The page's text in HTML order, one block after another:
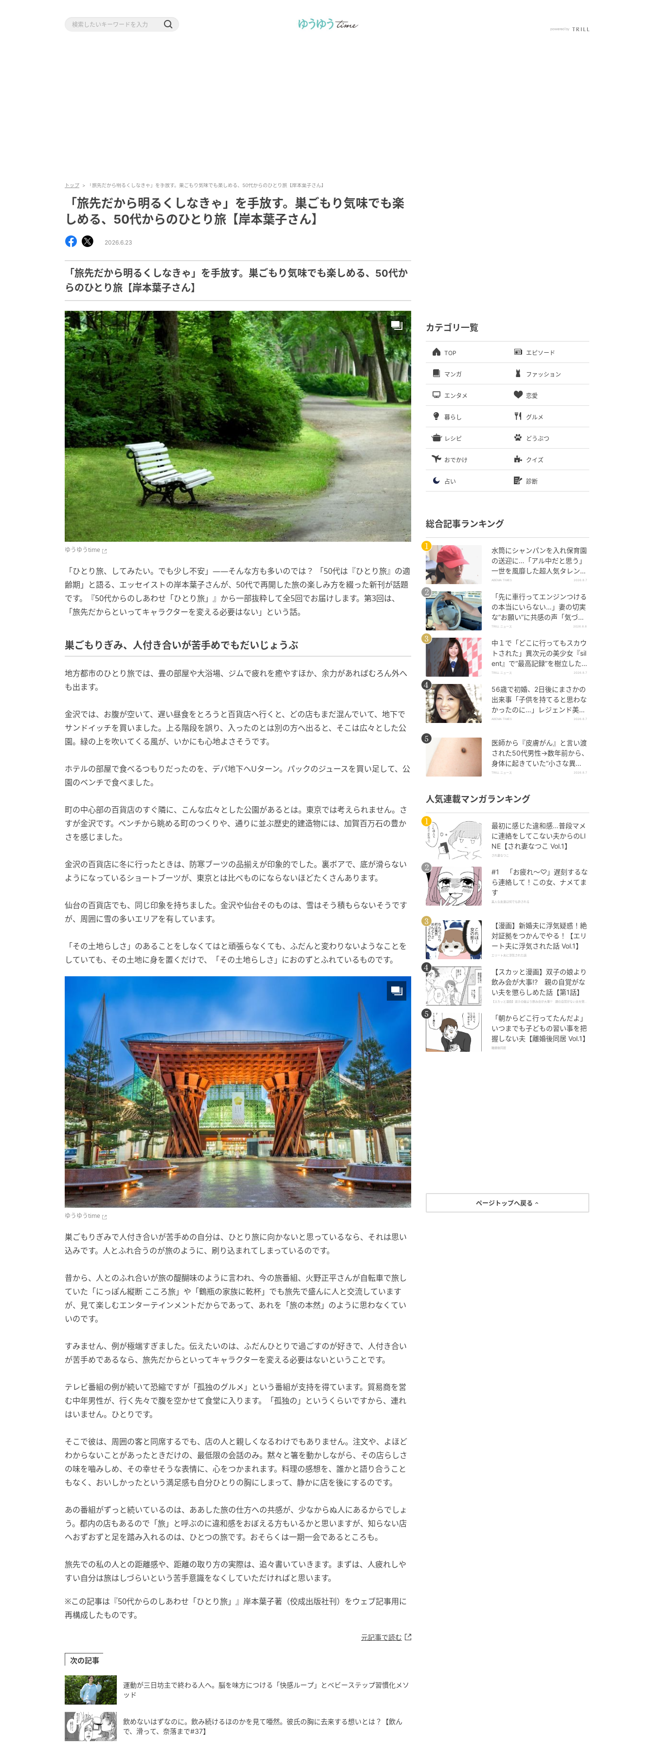
トップ 「旅先だから明るくしなきゃ」を手放す。巣ごもり気味でも楽しめる、50代からのひとり旅【岸本葉子さん】
「旅先だから明るくしなきゃ」を手放す。巣ごもり気味でも楽
しめる、50代からのひとり旅【岸本葉子さん】
2026.6.23
「旅先だから明るくしなきゃ」を手放す。巣ごもり気味でも楽しめる、50代か
らのひとり旅【岸本葉子さん】
ゆうゆうtime
「ひとり旅、してみたい。でも少し不安」——そんな方も多いのでは？ 「50代は『ひとり旅』の適
齢期」と語る、エッセイストの岸本葉子さんが、50代で再開した旅の楽しみ方を綴った新刊が話題
です。『50代からのしあわせ「ひとり旅」』から一部抜粋して全5回でお届けします。第3回は、
「旅先だからといってキャラクターを変える必要はない」という話。
巣ごもりぎみ、人付き合いが苦手めでもだいじょうぶ
地方都市のひとり旅では、畳の部屋や大浴場、ジムで疲れを癒やすほか、余力があればむろん外へ
も出ます。
金沢では、お腹が空いて、遅い昼食をとろうと百貨店へ行くと、どの店もまだ混んでいて、地下で
サンドイッチを買いました。上る階段を誤り、入ったのとは別の方へ出ると、そこは広々とした公
園。緑の上を吹いてくる風が、いかにも心地よさそうです。
ホテルの部屋で食べるつもりだったのを、デパ地下へUターン。パックのジュースを買い足して、公
園のベンチで食べました。
町の中心部の百貨店のすぐ隣に、こんな広々とした公園があるとは。東京では考えられません。さ
すが金沢です。ベンチから眺める町のつくりや、通りに並ぶ歴史的建造物には、加賀百万石の豊か
さを感じました。
金沢の百貨店に冬に行ったときは、防寒ブーツの品揃えが印象的でした。裏ボアで、底が滑らない
ようになっているショートブーツが、東京とは比べものにならないほどたくさんあります。
仙台の百貨店でも、同じ印象を持ちました。金沢や仙台そのものは、雪はそう積もらないそうです
が、周囲に雪の多いエリアを有しています。
「その土地らしさ」のあることをしなくてはと頑張らなくても、ふだんと変わりないようなことを
していても、その土地に身を置くだけで、「その土地らしさ」におのずとふれているものです。
ゆうゆうtime
巣ごもりぎみで人付き合いが苦手めの自分は、ひとり旅に向かないと思っているなら、それは思い
込みです。人とふれ合うのが旅のように、刷り込まれてしまっているのです。
昔から、人とのふれ合いが旅の醍醐味のように言われ、今の旅番組、火野正平さんが自転車で旅し
ていた「にっぽん縦断 こころ旅」や「鶴瓶の家族に乾杯」でも旅先で盛んに人と交流しています
が、見て楽しむエンターテインメントだからであって、あれを「旅の本然」のように思わなくてい
いのです。
すみません、例が極端すぎました。伝えたいのは、ふだんひとりで過ごすのが好きで、人付き合い
が苦手めであるなら、旅先だからといってキャラクターを変える必要はないということです。
テレビ番組の例が続いて恐縮ですが「孤独のグルメ」という番組が支持を得ています。貿易商を営
む中年男性が、行く先々で腹を空かせて食堂に入ります。「孤独の」というくらいですから、連れ
はいません。ひとりです。
そこで彼は、周囲の客と同席するでも、店の人と親しくなるわけでもありません。注文や、よほど
わからないことがあったときだけの、最低限の会話のみ。黙々と箸を動かしながら、その店らしさ
の味を嚙みしめ、その幸せそうな表情に、心をつかまれます。料理の感想を、誰かと語り合うこと
もなく、おいしかったという満足感も自分ひとりの胸にしまって、静かに店を後にするのです。
あの番組がずっと続いているのは、ああした旅の仕方への共感が、少なからぬ人にあるからでしょ
う。都内の店もあるので「旅」と呼ぶのに違和感をおぼえる方もいるかと思いますが、知らない店
へおずおずと足を踏み入れるのは、ひとつの旅です。おそらくは一期一会であるところも。
旅先での私の人との距離感や、距離の取り方の実際は、追々書いていきます。まずは、人疲れしや
すい自分は旅はしづらいという苦手意識をなくしていただければと思います。
※この記事は『50代からのしあわせ「ひとり旅」』岸本葉子著（佼成出版社刊）をウェブ記事用に
再構成したものです。
元記事で読む
次の記事
運動が三日坊主で終わる人へ。脳を味方につける「快感ループ」とベビーステップ習慣化メソ
ッド
飲めないはずなのに。飲み続けるほのかを見て唖然。彼氏の胸に去来する想いとは？【飲ん
で、滑って、奈落まで#37】
カテゴリ一覧
TOP エピソード
マンガ ファッション
エンタメ 恋愛
暮らし グルメ
レシピ どうぶつ
おでかけ クイズ
占い 診断
総合記事ランキング
水筒にシャンパンを入れ保育園
の送迎に…「アル中だと思う」
一世を風靡した超人気タレン
ト、酒漬けだった日々を告白
ABEMA TIMES 2026.8.7
「先に車行ってエンジンつける
の本当にいらない…」妻の切実
な“お願い”に共感の声「気づか
ないんですよね…」
TRILL ニュース 2026.8.8
中１で「どこに行ってもスカウ
トされた」異次元の美少女『sil
ent』で“最高記録”を樹立した
「反則級」の【トップ女優】
TRILL ニュース 2026.8.7
56歳で初婚、2日後にまさかの
出来事「子供を持てると思わな
かったのに…」レジェンド美魔
女が当時の心境を告白
ABEMA TIMES 2026.8.7
医師から『皮膚がん』と言い渡
された50代男性→数年前から、
身体に起きていた“小さな異
変”に「あのとき受診していれ
TRILL ニュース 2026.8.7
人気連載マンガランキング
最初に感じた違和感…普段マメ
に連絡をしてこない夫からのLI
NE【され妻なつこ Vol.1】
され妻なつこ
#1 「お疲れ〜♡」遅刻するな
ら連絡して！この女、ナメてま
す
美人な友達は何でも許される
【漫画】新婚夫に浮気疑惑！絶
対証拠をつかんでやる！【エリ
ート夫に浮気された話 Vol.1】
エリート夫に浮気された話
【スカッと漫画】双子の娘より
飲み会が大事!? 親の自覚がな
い夫を懲らしめた話【第1話】
【スカッと漫画】双子の娘より飲み会が大事!? 親の自覚がない夫を懲ら
「朝からどこ行ってたんだよ」
いつまでも子どもの習い事を把
握しない夫【離婚後同居 Vol.1】
離婚後同居
ページトップへ戻る